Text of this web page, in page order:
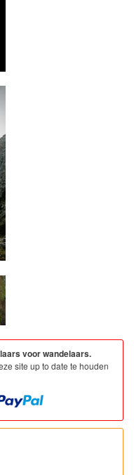
voor wandelaars.
site up to date te houden